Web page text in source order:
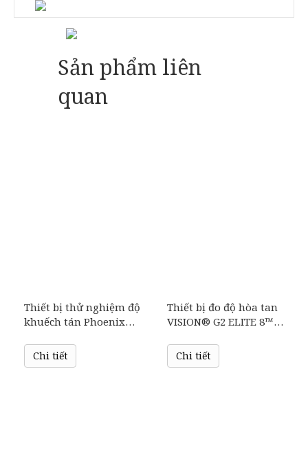
Sản phẩm liên
quan
Thiết bị thử nghiệm độ
khuếch tán Phoenix™
Hanson
Chi tiết
Thiết bị đo độ hòa tan
VISION® G2 ELITE 8™
Chi tiết